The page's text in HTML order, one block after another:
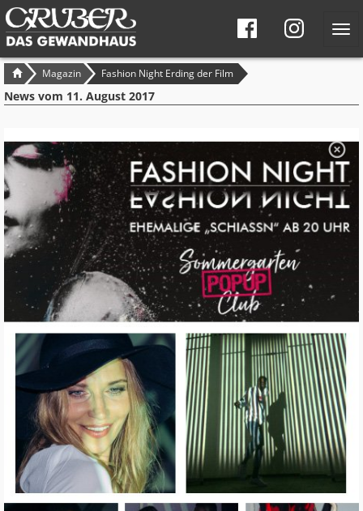
Seitennavigation
Brotkrumen-
Navigation
Magazin Fashion Night Erding der Film
News vom 11. August 2017